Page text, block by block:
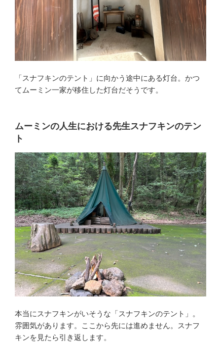
「スナフキンのテント」に向かう途中にある灯台。かつ
てムーミン一家が移住した灯台だそうです。
ムーミンの人生における先生スナフキンのテン
ト
本当にスナフキンがいそうな「スナフキンのテント」。
雰囲気があります。ここから先には進めません。スナフ
キンを見たら引き返します。